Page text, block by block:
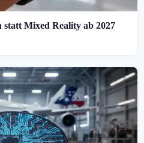
Mixed Reality ab 2027